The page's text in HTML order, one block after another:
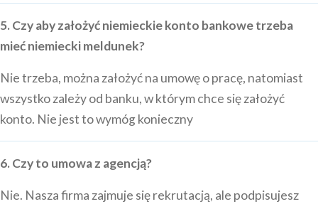
5. Czy aby założyć niemieckie konto bankowe trzeba
mieć niemiecki meldunek?
Nie trzeba, można założyć na umowę o pracę, natomiast
wszystko zależy od banku, w którym chce się założyć
konto. Nie jest to wymóg konieczny
6. Czy to umowa z agencją?
Nie. Nasza firma zajmuje się rekrutacją, ale podpisujesz